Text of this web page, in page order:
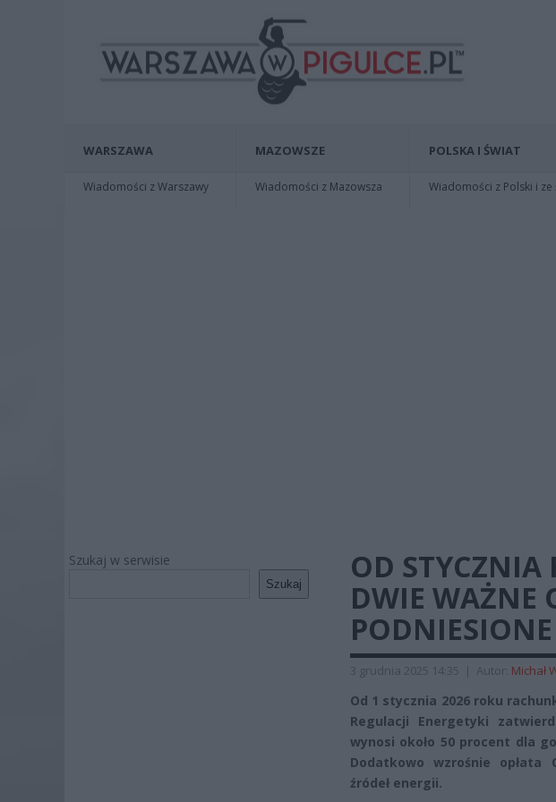
WARSZAWA
Wiadomości z Warszawy
MAZOWSZE
Wiadomości z Mazowsza
POLSKA I ŚWIAT
Wiadomości z Polski i ze
Szukaj w serwisie
Szukaj
OD STYCZNIA
DWIE WAŻNE
3 grudnia 2025 14:35 | Autor: Michał
Od 1 stycznia 2026 roku
Regulacji Energetyki
wynosi około 50 procent dla
Dodatkowo wzrośnie opłata
źródeł energii.